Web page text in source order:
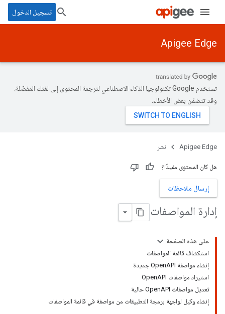
تسجيل الدخول
Apigee Edge
تستخدم Google تكنولوجيا الذكاء الاصطناعي لترجمة المحتوى إلى لغتك المفضّلة،
وقد تتضمّن بعض الأخطاء.
Apigee Edge نشر
هل كان المحتوى مفيدًا؟
إرسال ملاحظات
إدارة المواصفات
على هذه الصفحة
استكشاف قائمة المواصفات
إنشاء مواصفة OpenAPI جديدة
استيراد مواصفات OpenAPI
تعديل مواصفات OpenAPI حالية
إنشاء وكيل لواجهة برمجة التطبيقات من مواصفة في قائمة المواصفات